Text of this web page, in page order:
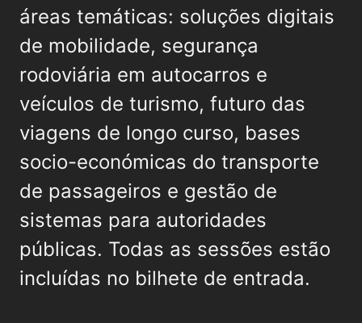
áreas temáticas: soluções digitais
de mobilidade, segurança
rodoviária em autocarros e
veículos de turismo, futuro das
viagens de longo curso, bases
socio-económicas do transporte
de passageiros e gestão de
sistemas para autoridades
públicas. Todas as sessões estão
incluídas no bilhete de entrada.